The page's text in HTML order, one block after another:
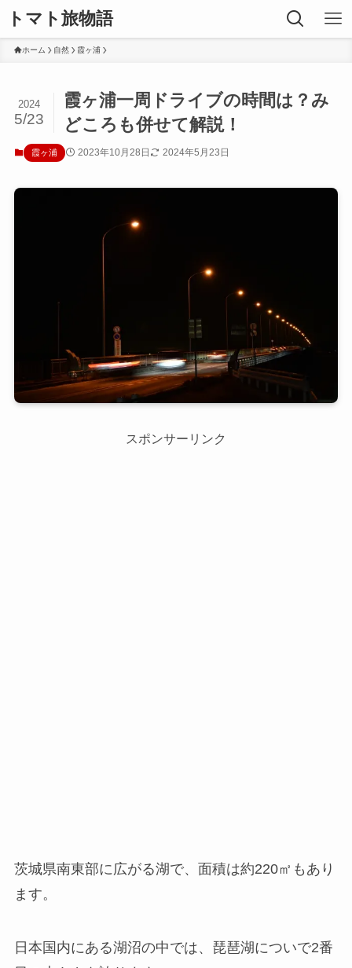
トマト旅物語
ホーム 自然 霞ヶ浦
霞ヶ浦一周ドライブの時間は？み
どころも併せて解説！
2024
5/23
霞ヶ浦 2023年10月28日 2024年5月23日
スポンサーリンク
茨城県南東部に広がる湖で、面積は約220㎡もあり
ます。
日本国内にある湖沼の中では、琵琶湖についで2番